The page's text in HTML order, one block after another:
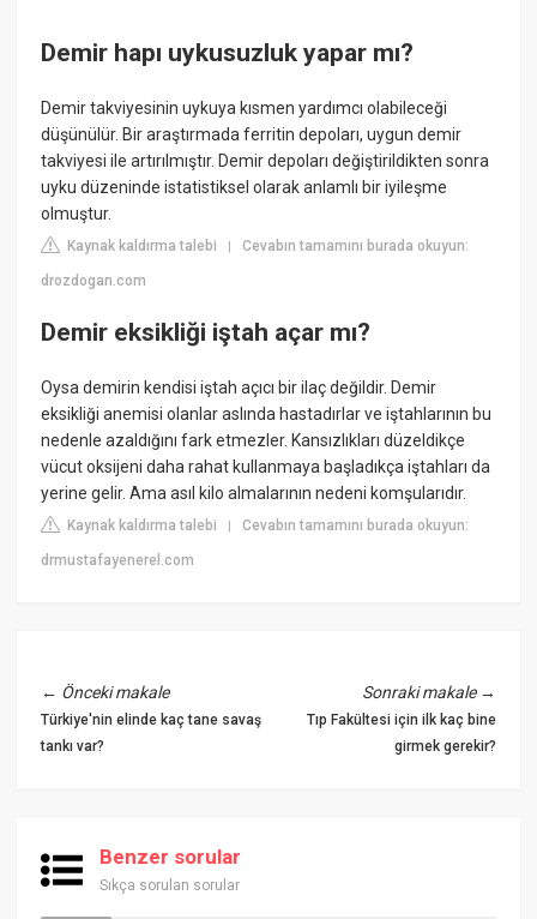
Demir hapı uykusuzluk yapar mı?
Demir takviyesinin uykuya kısmen yardımcı olabileceği
düşünülür. Bir araştırmada ferritin depoları, uygun demir
takviyesi ile artırılmıştır. Demir depoları değiştirildikten sonra
uyku düzeninde istatistiksel olarak anlamlı bir iyileşme
olmuştur.
Kaynak kaldırma talebi |Cevabın tamamını burada okuyun:
drozdogan.com
Demir eksikliği iştah açar mı?
Oysa demirin kendisi iştah açıcı bir ilaç değildir. Demir
eksikliği anemisi olanlar aslında hastadırlar ve iştahlarının bu
nedenle azaldığını fark etmezler. Kansızlıkları düzeldikçe
vücut oksijeni daha rahat kullanmaya başladıkça iştahları da
yerine gelir. Ama asıl kilo almalarının nedeni komşularıdır.
Kaynak kaldırma talebi |Cevabın tamamını burada okuyun:
drmustafayenerel.com
← Önceki makale
Türkiye'nin elinde kaç tane savaş
tankı var?
Sonraki makale→
Tıp Fakültesi için ilk kaç bine
girmek gerekir?
Benzer sorular
Sıkça sorulan sorular